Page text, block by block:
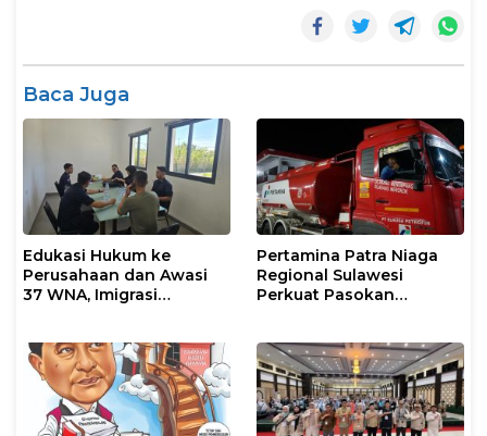
Baca Juga
Edukasi Hukum ke
Perusahaan dan Awasi
37 WNA, Imigrasi
Pangkep
Pertamina Patra Niaga
Regional Sulawesi
Perkuat Pasokan